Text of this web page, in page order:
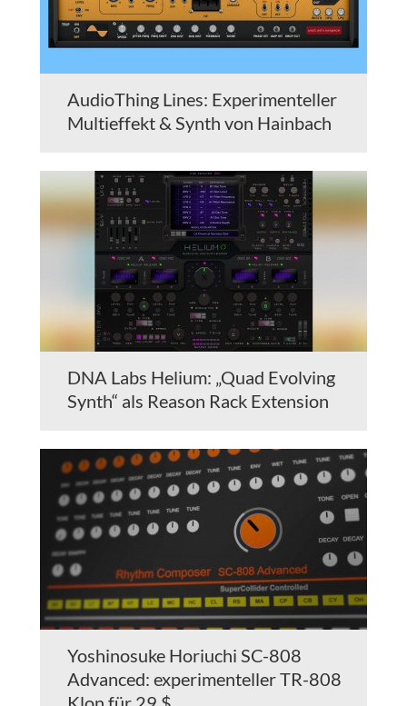
AudioThing Lines: Experimenteller
Multieffekt & Synth von Hainbach
DNA Labs Helium: „Quad Evolving
Synth“ als Reason Rack Extension
Yoshinosuke Horiuchi SC-808
Advanced: experimenteller TR-808